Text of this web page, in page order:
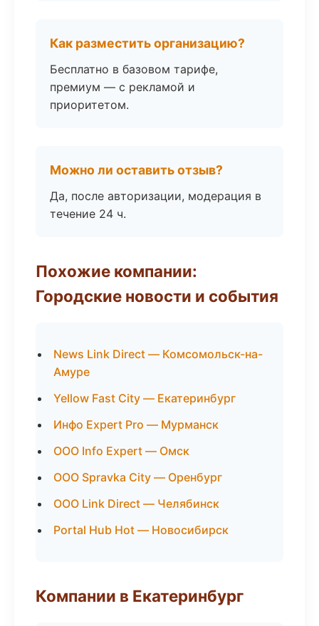
Как разместить организацию?
Бесплатно в базовом тарифе,
премиум — с рекламой и
приоритетом.
Можно ли оставить отзыв?
Да, после авторизации, модерация в
течение 24 ч.
Похожие компании:
Городские новости и события
News Link Direct — Комсомольск-на-
Амуре
Yellow Fast City — Екатеринбург
Инфо Expert Pro — Мурманск
ООО Info Expert — Омск
ООО Spravka City — Оренбург
ООО Link Direct — Челябинск
Portal Hub Hot — Новосибирск
Компании в Екатеринбург